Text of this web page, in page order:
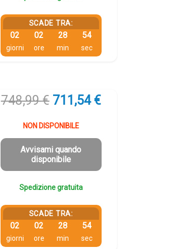
SCADE TRA:
02
giorni
02
ore
28
min
54
sec
748,99€ Il
prezzo
originale
era:
748,99 €.
711,54 €Il
è:
NON DISPONIBILE
Avvisami quando
disponibile
Spedizione gratuita
SCADE TRA:
02
giorni
02
ore
28
min
54
sec